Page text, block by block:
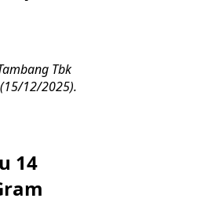
Tbk
12/2025).
14